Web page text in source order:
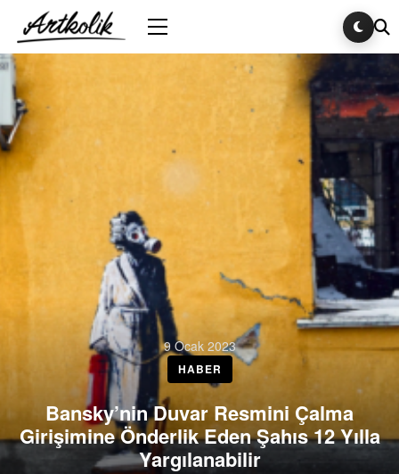
9 Ocak 2023
HABER
Bansky’nin Duvar Resmini Çalma
Girişimine Önderlik Eden Şahıs 12 Yılla
Yargılanabilir